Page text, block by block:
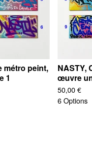
métro peint,
1
NASTY,
œuvre
50,00€
6 Options